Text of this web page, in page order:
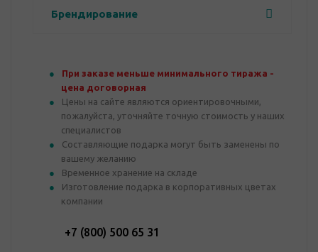
Брендирование
При заказе меньше минимального тиража -
цена договорная
Цены на сайте являются ориентировочными,
пожалуйста, уточняйте точную стоимость у наших
специалистов
Составляющие подарка могут быть заменены по
вашему желанию
Временное хранение на складе
Изготовление подарка в корпоративных цветах
компании
+7 (800) 500 65 31